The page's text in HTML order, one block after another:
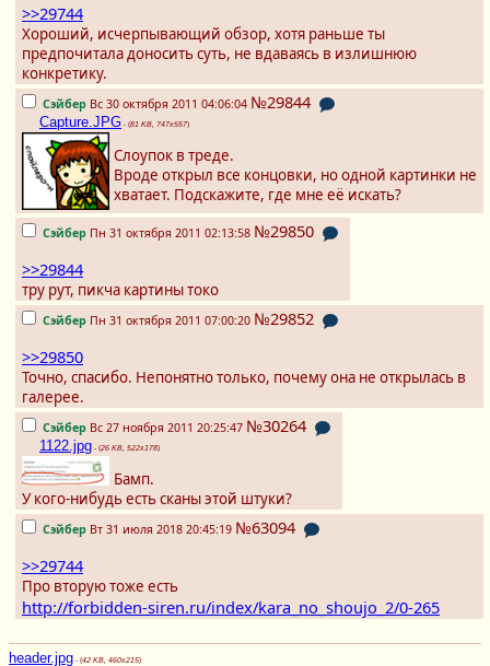
>>29744
Хороший, исчерпывающий обзор, хотя раньше ты
предпочитала доносить суть, не вдаваясь в излишнюю
конкретику.
Сэйбер Вс 30 октября 2011 04:06:04 №29844
Capture.JPG - (81 KB, 747x557)
Слоупок в треде.
Вроде открыл все концовки, но одной картинки не
хватает. Подскажите, где мне её искать?
Сэйбер Пн 31 октября 2011 02:13:58 №29850
>>29844
тру рут, пикча картины токо
Сэйбер Пн 31 октября 2011 07:00:20 №29852
>>29850
Точно, спасибо. Непонятно только, почему она не открылась в
галерее.
Сэйбер Вс 27 ноября 2011 20:25:47 №30264
1122.jpg - (26 KB, 522x178)
Бамп.
У кого-нибудь есть сканы этой штуки?
Сэйбер Вт 31 июля 2018 20:45:19 №63094
>>29744
Про вторую тоже есть
http://forbidden-siren.ru/index/kara_no_shoujo_2/0-265
header.jpg - (42 KB, 460x215)